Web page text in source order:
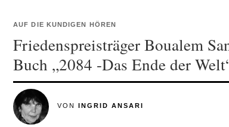
AUF DIE KUNDIGEN HÖREN
Friedenspreisträger Boualem
Buch „2084 -Das Ende der
VON INGRID ANSARI